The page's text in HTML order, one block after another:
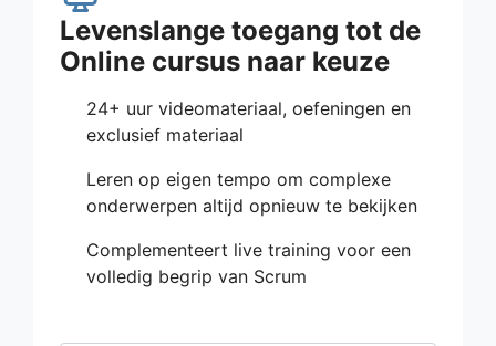
Levenslange toegang tot de
Online cursus naar keuze
24+ uur videomateriaal, oefeningen en
exclusief materiaal
Leren op eigen tempo om complexe
onderwerpen altijd opnieuw te bekijken
Complementeert live training voor een
volledig begrip van Scrum